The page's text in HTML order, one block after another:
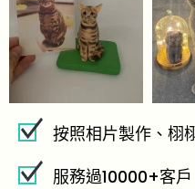
按照相片製作、栩
服務過10000+客戶